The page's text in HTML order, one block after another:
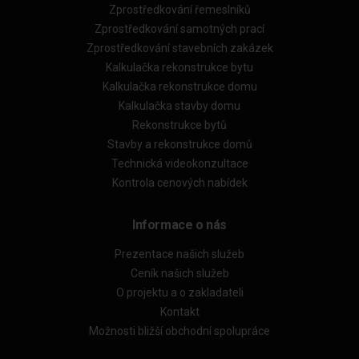
Zprostředkování řemeslníků
Zprostředkování samotných prací
Zprostředkování stavebních zakázek
Kalkulačka rekonstrukce bytu
Kalkulačka rekonstrukce domu
Kalkulačka stavby domu
Rekonstrukce bytů
Stavby a rekonstrukce domů
Technická videokonzultace
Kontrola cenových nabídek
Informace o nás
Prezentace našich služeb
Ceník našich služeb
O projektu a o zakladateli
Kontakt
Možnosti bližší obchodní spolupráce